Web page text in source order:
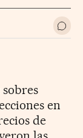
Ir a
en
de